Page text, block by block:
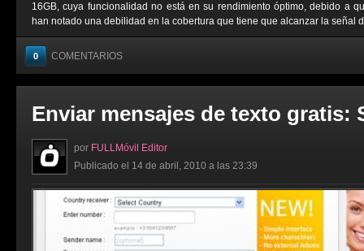
16GB, cuya funcionalidad no está en su rendimiento óptimo, debido a
han notado una debilidad en la cobertura que tiene que alcanzar la señal
0 COMENTARIOS
Enviar mensajes de texto gratis:
por FULLMóvil Editor
Publicado el 14 de abril, 2010 a las 23:39